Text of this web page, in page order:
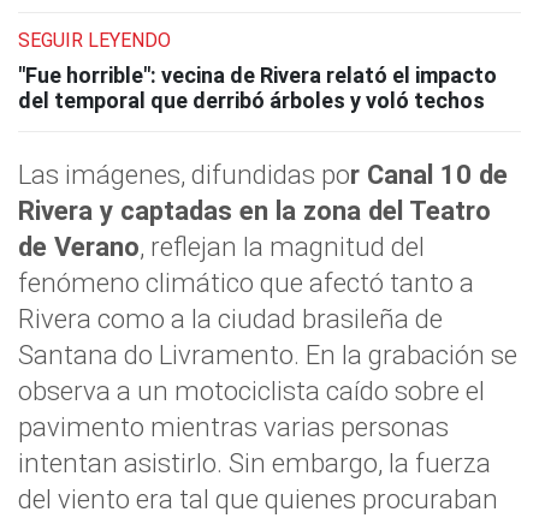
SEGUIR LEYENDO
"Fue horrible": vecina de Rivera relató el impacto
del temporal que derribó árboles y voló techos
Las imágenes, difundidas por Canal 10 de
Rivera y captadas en la zona del Teatro
de Verano, reflejan la magnitud del
fenómeno climático que afectó tanto a
Rivera como a la ciudad brasileña de
Santana do Livramento. En la grabación se
observa a un motociclista caído sobre el
pavimento mientras varias personas
intentan asistirlo. Sin embargo, la fuerza
del viento era tal que quienes procuraban